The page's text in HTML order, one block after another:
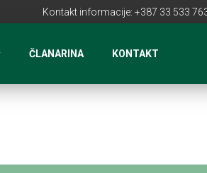
Kontakt informacije: +387 33 533
ČLANARINA KONTAKT